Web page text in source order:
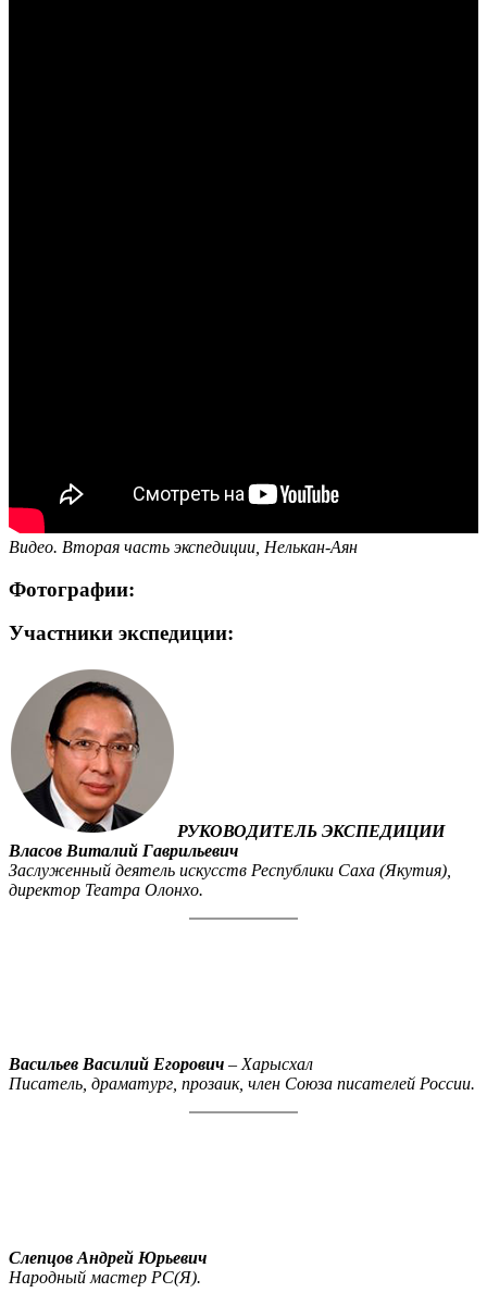
Видео. Вторая часть экспедиции, Нелькан-Аян
Фотографии:
Участники экспедиции:
РУКОВОДИТЕЛЬ ЭКСПЕДИЦИИ
Власов Виталий Гаврильевич
Заслуженный деятель искусств Республики Саха (Якутия),
директор Театра Олонхо.
Васильев Василий Егорович – Харысхал
Писатель, драматург, прозаик, член Союза писателей России.
Слепцов Андрей Юрьевич
Народный мастер РС(Я).